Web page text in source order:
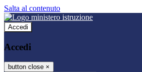
Salta al contenuto
Accedi
Accedi
button close ×